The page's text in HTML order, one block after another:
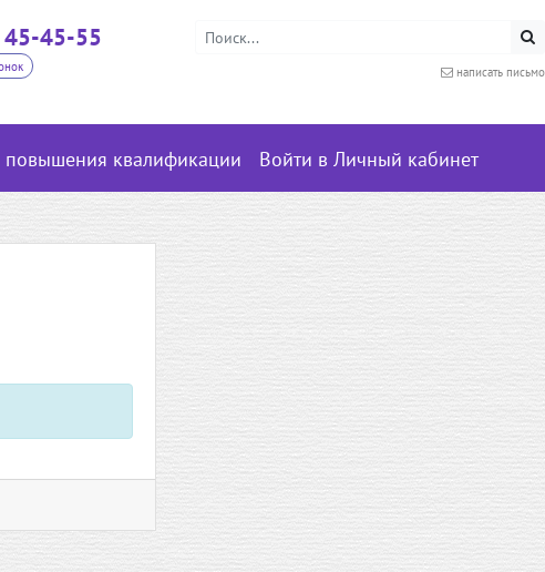
45-55
написать письмо
повышения квалификации Войти в Личный кабинет